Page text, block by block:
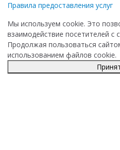
Правила предоставления услуг
Мы используем cookie. Это
взаимодействие посетителей с
Продолжая пользоваться
использованием файлов cookie.